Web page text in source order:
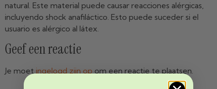
natural. Este material puede causar reacciones alérgicas,
incluyendo shock anafiláctico. Esto puede suceder si el
usuario es alérgico al látex.
Geef een reactie
Je moet ingelogd zijn op om een reactie te plaatsen.